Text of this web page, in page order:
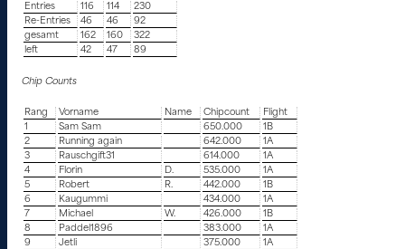
Entries
116 114
230
Re-Entries
46 46
92
gesamt
162 160
322
left
42 47 89
Chip Counts
Rang Vorname Name Chipcount
Flight
1
Sam Sam 650.000
1B
2
Running again 642.000
1A
3
Rauschgift31 614.000
1A
4
Florin D. 535.000
1A
5
Robert R. 442.000
1B
6
Kaugummi 434.000
1A
7
Michael W. 426.000
1B
8
Paddel1896 383.000
1A
9
Jetli 375.000
1A